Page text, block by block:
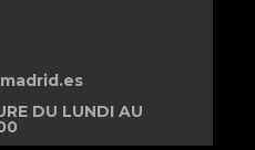
DU LUNDI AU